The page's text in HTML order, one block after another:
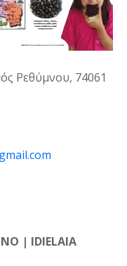
Ρεθύμνου, 74061
| IDIELAIA